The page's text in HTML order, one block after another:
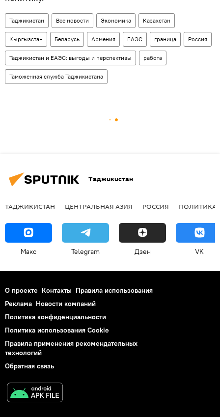
Таджикистан Все новости Экономика Казахстан
Кыргызстан Беларусь Армения ЕАЭС граница Россия
Таджикистан и ЕАЭС: выгоды и перспективы работа
Таможенная служба Таджикистана
Таджикистан
ТАДЖИКИСТАН ЦЕНТРАЛЬНАЯ АЗИЯ РОССИЯ ПОЛИТИКА
Макс Telegram Дзен VK
О проекте Контакты Правила использования
Реклама Новости компаний
Политика конфиденциальности
Политика использования Cookie
Правила применения рекомендательных
технологий
Обратная связь